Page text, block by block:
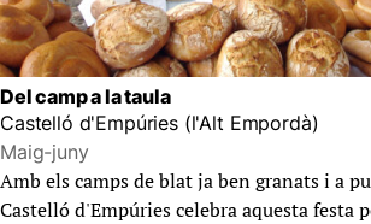
Del camp a la taula
Castelló d'Empúries (l'Alt Empordà)
Maig-juny
Amb els camps de blat ja ben granats i a
Castelló d'Empúries celebra aquesta festa